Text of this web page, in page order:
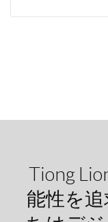
Tiong
能性を